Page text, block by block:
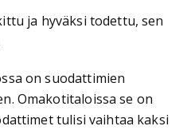
ja hyväksi todettu, sen
on suodattimien
Omakotitaloissa se on
tulisi vaihtaa kaksi